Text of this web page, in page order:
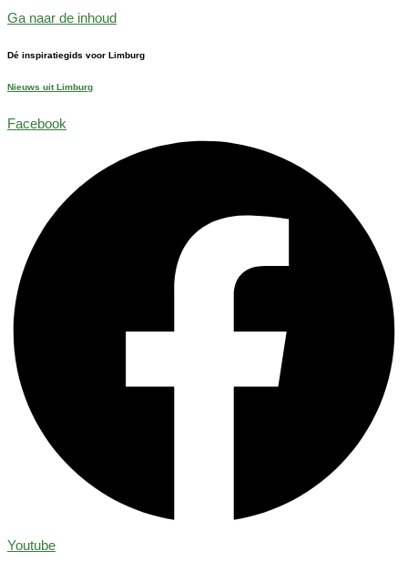
Ga naar de inhoud
Dé inspiratiegids voor Limburg
Nieuws uit Limburg
Facebook
Youtube